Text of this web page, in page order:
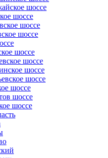
шоссе
шоссе
шоссе
шоссе
шоссе
шоссе
шоссе
шоссе
шоссе
шоссе
шоссе